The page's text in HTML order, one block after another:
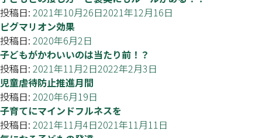
投稿日: 2021年10月26日2021年12月16日
ピグマリオン効果
投稿日: 2020年6月2日
子どもがかわいいのは当たり前！？
投稿日: 2021年11月2日2022年2月3日
児童虐待防止推進月間
投稿日: 2020年6月19日
子育てにマインドフルネスを
投稿日: 2021年11月4日2021年11月11日